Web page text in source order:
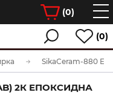
(0)
(0)
2К ЕПОКСИДНА